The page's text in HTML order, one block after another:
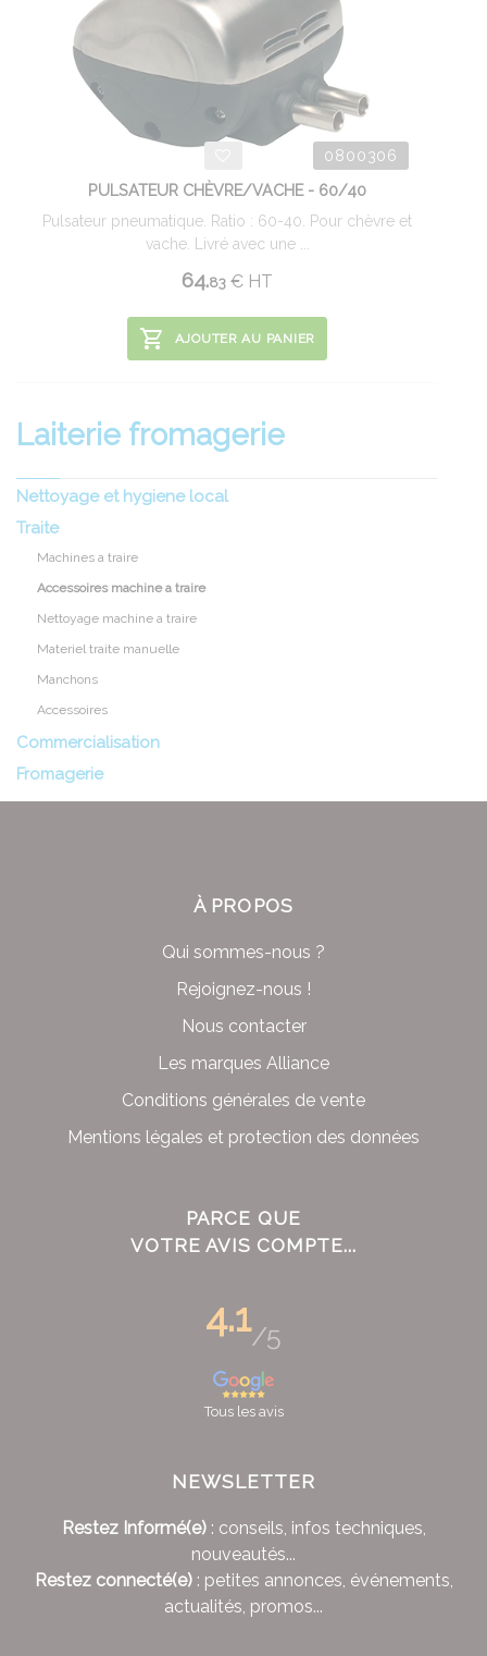
0800306
PULSATEUR CHÈVRE/VACHE - 60/40
Pulsateur pneumatique. Ratio : 60-40. Pour chèvre et
vache. Livré avec une ...
64.83 € HT
AJOUTER AU PANIER
Laiterie fromagerie
Nettoyage et hygiene local
Traite
Machines a traire
Accessoires machine a traire
Nettoyage machine a traire
Materiel traite manuelle
Manchons
Accessoires
Commercialisation
Fromagerie
À PROPOS
Qui sommes-nous ?
Rejoignez-nous !
Nous contacter
Les marques Alliance
Conditions générales de vente
Mentions légales et protection des données
PARCE QUE
VOTRE AVIS COMPTE...
4.1/5
Tous les avis
NEWSLETTER
Restez Informé(e): conseils, infos techniques,
nouveautés...
Restez connecté(e): petites annonces, événements,
actualités, promos...